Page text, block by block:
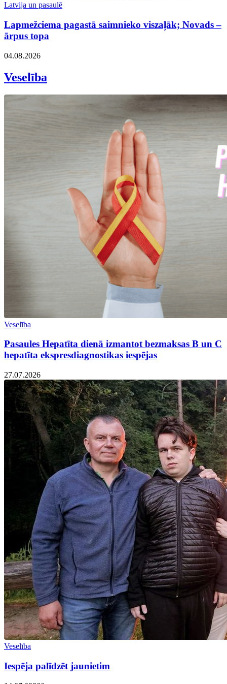
Latvija un pasaulē
Lapmežciema pagastā saimnieko viszaļāk; Novads –
ārpus topa
04.08.2026
Veselība
Veselība
Pasaules Hepatīta dienā izmantot bezmaksas B un C
hepatīta ekspresdiagnostikas iespējas
27.07.2026
Veselība
Iespēja palīdzēt jaunietim